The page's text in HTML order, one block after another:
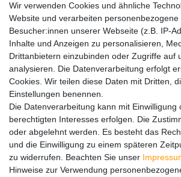
Top Themen
Adventskalender
Service
Versandinfos
FAQ
Ersatzteile
Registrieren
Wir versenden mit
Wir verwenden Cookies und ähnliche
Website und verarbeiten personenbezogene
Besucher:innen unserer Webseite (z.B. IP-
Inhalte und Anzeigen zu personalisieren,
Drittanbietern einzubinden oder Zugriffe auf
analysieren. Die Datenverarbeitung erfolgt
Cookies. Wir teilen diese Daten mit Dritten,
Einstellungen benennen.
Die Datenverarbeitung kann mit Einwilligung
berechtigten Interesses erfolgen. Die
oder abgelehnt werden. Es besteht das
und die Einwilligung zu einem späteren
zu widerrufen. Beachten Sie unser
Hinweise zur Verwendung